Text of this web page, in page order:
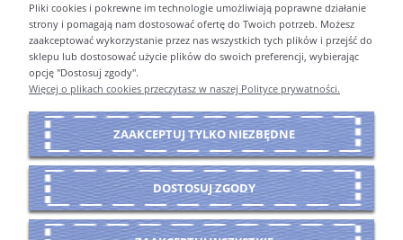
PŁATNOŚCI I DOSTAWA
INFORMACJE
O NAS
POKAŻ PEŁNĄ WERSJĘ STRONY
Pliki cookies i pokrewne im technologie umożliwiają poprawne działanie
strony i pomagają nam dostosować ofertę do Twoich potrzeb. Możesz
zaakceptować wykorzystanie przez nas wszystkich tych plików i przejść do
sklepu lub dostosować użycie plików do swoich preferencji, wybierając
opcję "Dostosuj zgody".
Więcej o plikach cookies przeczytasz w naszej Polityce prywatności.
ZAAKCEPTUJ TYLKO NIEZBĘDNE
DOSTOSUJ ZGODY